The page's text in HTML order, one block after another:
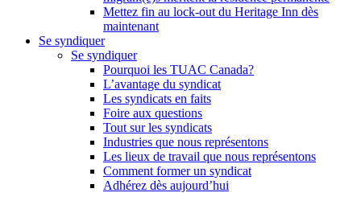
Mettez fin au lock-out du Heritage Inn dès
maintenant
Se syndiquer
Se syndiquer
Pourquoi les TUAC Canada?
L’avantage du syndicat
Les syndicats en faits
Foire aux questions
Tout sur les syndicats
Industries que nous représentons
Les lieux de travail que nous représentons
Comment former un syndicat
Adhérez dès aujourd’hui